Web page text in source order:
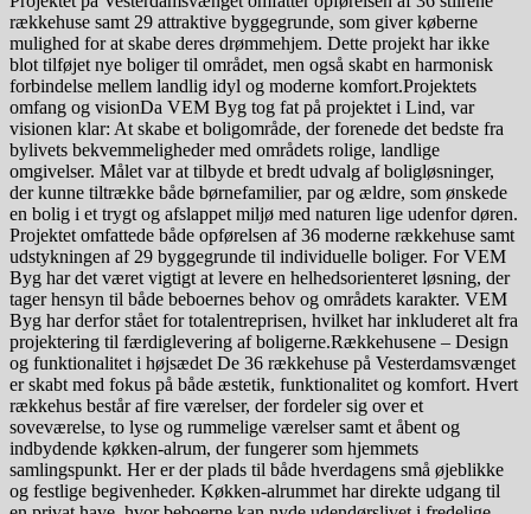
rækkehuse samt 29 attraktive byggegrunde, som giver køberne
mulighed for at skabe deres drømmehjem. Dette projekt har ikke
blot tilføjet nye boliger til området, men også skabt en harmonisk
forbindelse mellem landlig idyl og moderne komfort.Projektets
omfang og visionDa VEM Byg tog fat på projektet i Lind, var
visionen klar: At skabe et boligområde, der forenede det bedste fra
bylivets bekvemmeligheder med områdets rolige, landlige
omgivelser. Målet var at tilbyde et bredt udvalg af boligløsninger,
der kunne tiltrække både børnefamilier, par og ældre, som ønskede
en bolig i et trygt og afslappet miljø med naturen lige udenfor døren.
Projektet omfattede både opførelsen af 36 moderne rækkehuse samt
udstykningen af 29 byggegrunde til individuelle boliger. For VEM
Byg har det været vigtigt at levere en helhedsorienteret løsning, der
tager hensyn til både beboernes behov og områdets karakter. VEM
Byg har derfor stået for totalentreprisen, hvilket har inkluderet alt fra
projektering til færdiglevering af boligerne.Rækkehusene – Design
og funktionalitet i højsædet De 36 rækkehuse på Vesterdamsvænget
er skabt med fokus på både æstetik, funktionalitet og komfort. Hvert
rækkehus består af fire værelser, der fordeler sig over et
soveværelse, to lyse og rummelige værelser samt et åbent og
indbydende køkken-alrum, der fungerer som hjemmets
samlingspunkt. Her er der plads til både hverdagens små øjeblikke
og festlige begivenheder. Køkken-alrummet har direkte udgang til